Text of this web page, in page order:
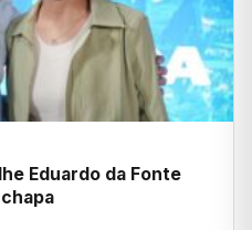
Eduardo da Fonte